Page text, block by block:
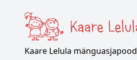
Kaare Lelula mänguasjapood